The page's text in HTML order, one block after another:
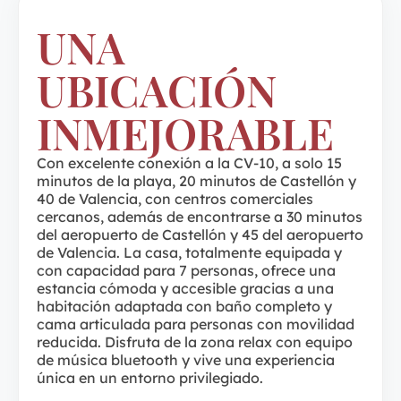
UNA
UBICACIÓN
INMEJORABLE
Con excelente conexión a la CV-10, a solo 15
minutos de la playa, 20 minutos de Castellón y
40 de Valencia, con centros comerciales
cercanos, además de encontrarse a 30 minutos
del aeropuerto de Castellón y 45 del aeropuerto
de Valencia. La casa, totalmente equipada y
con capacidad para 7 personas, ofrece una
estancia cómoda y accesible gracias a una
habitación adaptada con baño completo y
cama articulada para personas con movilidad
reducida. Disfruta de la zona relax con equipo
de música bluetooth y vive una experiencia
única en un entorno privilegiado.